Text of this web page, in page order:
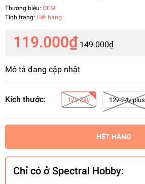
Thương hiệu: OEM
Tình trạng: Hết hàng
119.000₫ 149.000₫
Mô tả đang cập nhật
Kích thước: 12v-24v 12v-24v plus
HẾT HÀNG
Chỉ có ở Spectral Hobby: